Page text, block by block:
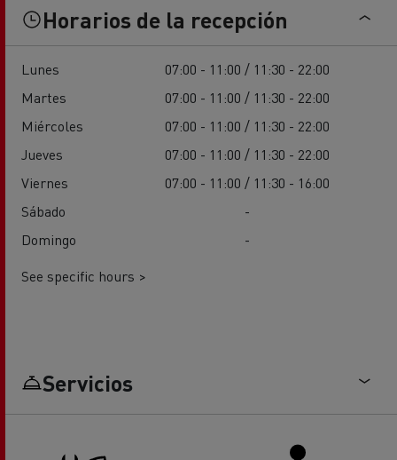
Horarios de la recepción
Lunes
07:00 - 11:00 / 11:30 - 22:00
Martes
07:00 - 11:00 / 11:30 - 22:00
Miércoles
07:00 - 11:00 / 11:30 - 22:00
Jueves
07:00 - 11:00 / 11:30 - 22:00
Viernes
07:00 - 11:00 / 11:30 - 16:00
Sábado
-
Domingo
-
See specific hours >
Servicios